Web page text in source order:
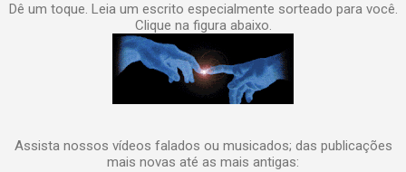
Dê um toque. Leia um escrito especialmente sorteado para você.
Clique na figura abaixo.
Assista nossos vídeos falados ou musicados; das publicações
mais novas até as mais antigas: